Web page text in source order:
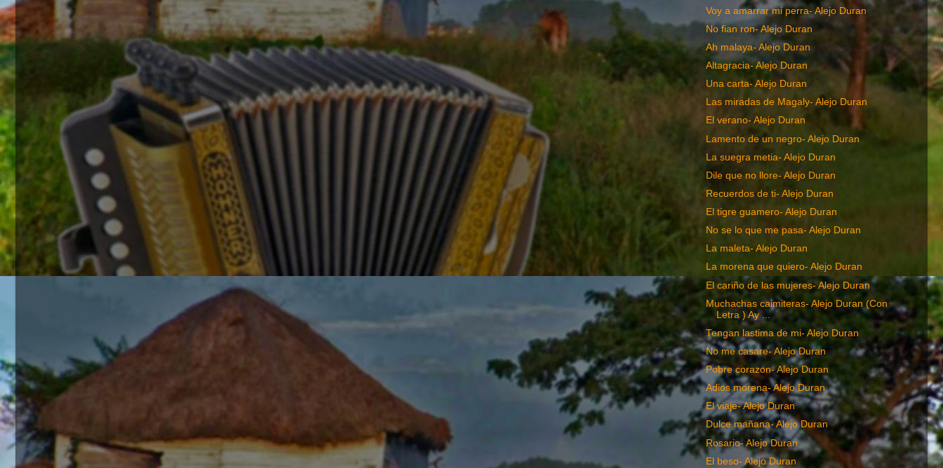
Voy a amarrar mi perra- Alejo Duran
No fian ron- Alejo Duran
Ah malaya- Alejo Duran
Altagracia- Alejo Duran
Una carta- Alejo Duran
Las miradas de Magaly- Alejo Duran
El verano- Alejo Duran
Lamento de un negro- Alejo Duran
La suegra metia- Alejo Duran
Dile que no llore- Alejo Duran
Recuerdos de ti- Alejo Duran
El tigre guamero- Alejo Duran
No se lo que me pasa- Alejo Duran
La maleta- Alejo Duran
La morena que quiero- Alejo Duran
El cariño de las mujeres- Alejo Duran
Muchachas caimiteras- Alejo Duran (Con
Letra ) Ay ...
Tengan lastima de mi- Alejo Duran
No me casare- Alejo Duran
Pobre corazon- Alejo Duran
Adios morena- Alejo Duran
El viaje- Alejo Duran
Dulce mañana- Alejo Duran
Rosario- Alejo Duran
El beso- Alejo Duran